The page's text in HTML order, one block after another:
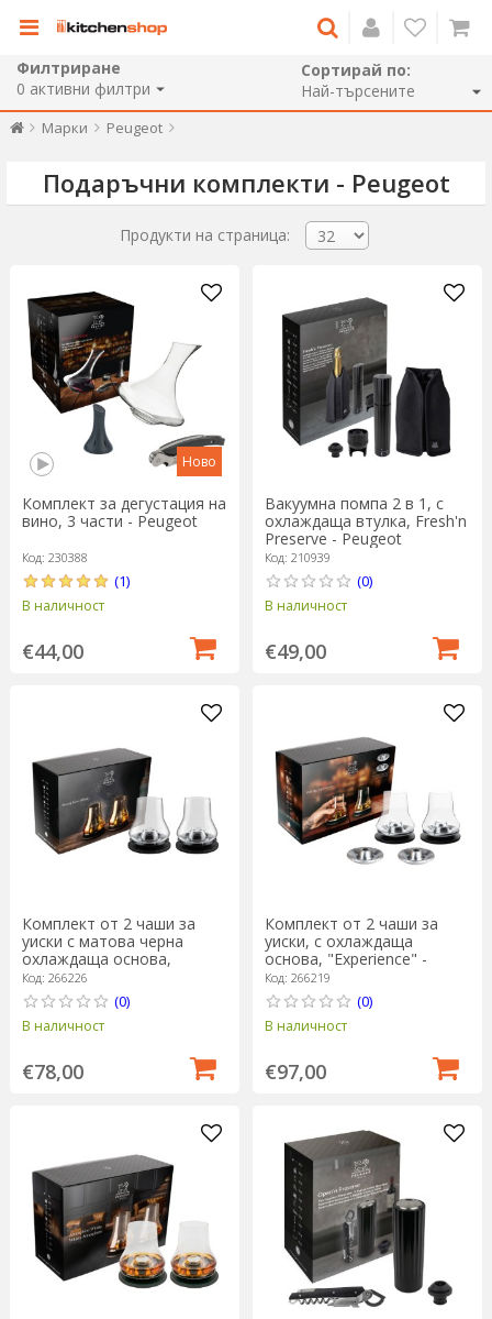
Филтриране
0 активни филтри
Сортирай по:
Марки Peugeot
Подаръчни комплекти - Peugeot
Продукти на страница:
Ново
Комплект за дегустация на
вино, 3 части - Peugeot
Код: 230388
(1)
В наличност
€44,00
Вакуумна помпа 2 в 1, с
охлаждаща втулка, Fresh'n
Preserve - Peugeot
Код: 210939
(0)
В наличност
€49,00
Комплект от 2 чаши за
уиски с матова черна
охлаждаща основа,
"Atmosphere" - Peugeot
Код: 266226
(0)
В наличност
€78,00
Комплект от 2 чаши за
уиски, с охлаждаща
основа, "Experience" -
Peugeot
Код: 266219
(0)
В наличност
€97,00